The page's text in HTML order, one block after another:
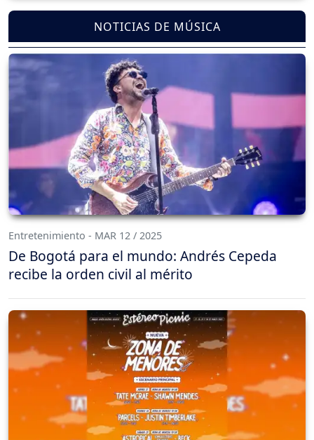
NOTICIAS DE MÚSICA
Entretenimiento - MAR 12 / 2025
De Bogotá para el mundo: Andrés Cepeda
recibe la orden civil al mérito